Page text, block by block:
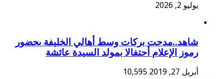
يوليو 2, 2026
شاهد..مدحت بركات وسط أهالي الخليفة بحضور
رموز الإعلام أحتفالا بمولد السيدة عائشة
أبريل 27, 2019 10,595